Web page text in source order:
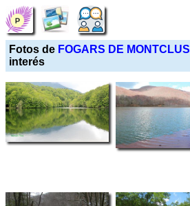
Fotos de FOGARS DE MONTCLUS
interés